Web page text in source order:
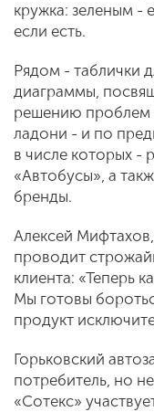
кружка: зеленым -
если есть.
Рядом - таблички
диаграммы,
решению проблем
ладони - и по
в числе которых -
«Автобусы», а
бренды.
Алексей
проводит
клиента: «Теперь
Мы готовы
продукт
Горьковский
потребитель, но
«Сотекс»